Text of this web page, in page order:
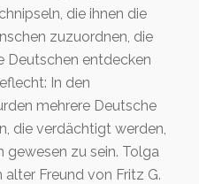
die ihnen die
zuzuordnen, die
Deutschen entdecken
In den
mehrere Deutsche
die verdächtigt werden,
gewesen zu sein. Tolga
alter Freund von Fritz G.